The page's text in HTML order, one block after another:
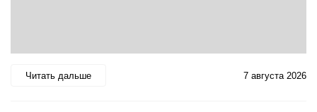
Читать дальше 7 августа 2026